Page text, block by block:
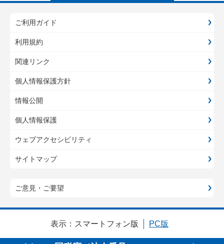
ご利用ガイド
利用規約
関連リンク
個人情報保護方針
情報公開
個人情報保護
ウェブアクセシビリティ
サイトマップ
ご意見・ご要望
表示： スマートフォン版 PC版